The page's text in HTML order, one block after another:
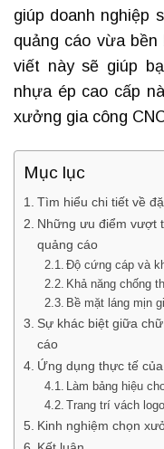
giúp doanh nghiệp
quảng cáo vừa
viết này sẽ giúp
nhựa ép cao cấp
xưởng gia công
Mục lục
Tìm hiểu chi tiết về
Những ưu điểm vượt
quảng cáo
Độ cứng cáp và
Khả năng chống
Bề mặt láng mịn
Sự khác biệt giữa
cáo
Ứng dụng thực tế
Làm bảng hiệu
Trang trí vách
Kinh nghiệm chọn